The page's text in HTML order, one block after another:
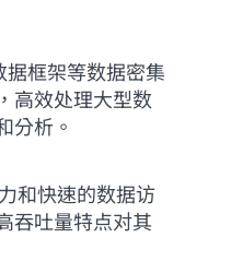
框架等数据密集
高效处理大型数
分析。
和快速的数据访
吞吐量特点对其